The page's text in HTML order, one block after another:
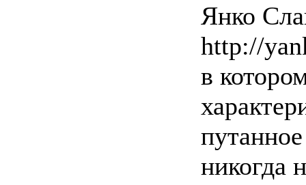
Янко
http://
в
никогда